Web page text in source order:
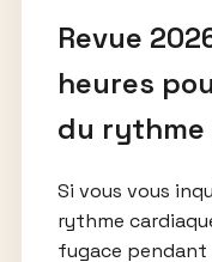
Revue
heures
du rythme
Si vous vous
rythme
fugace pendant